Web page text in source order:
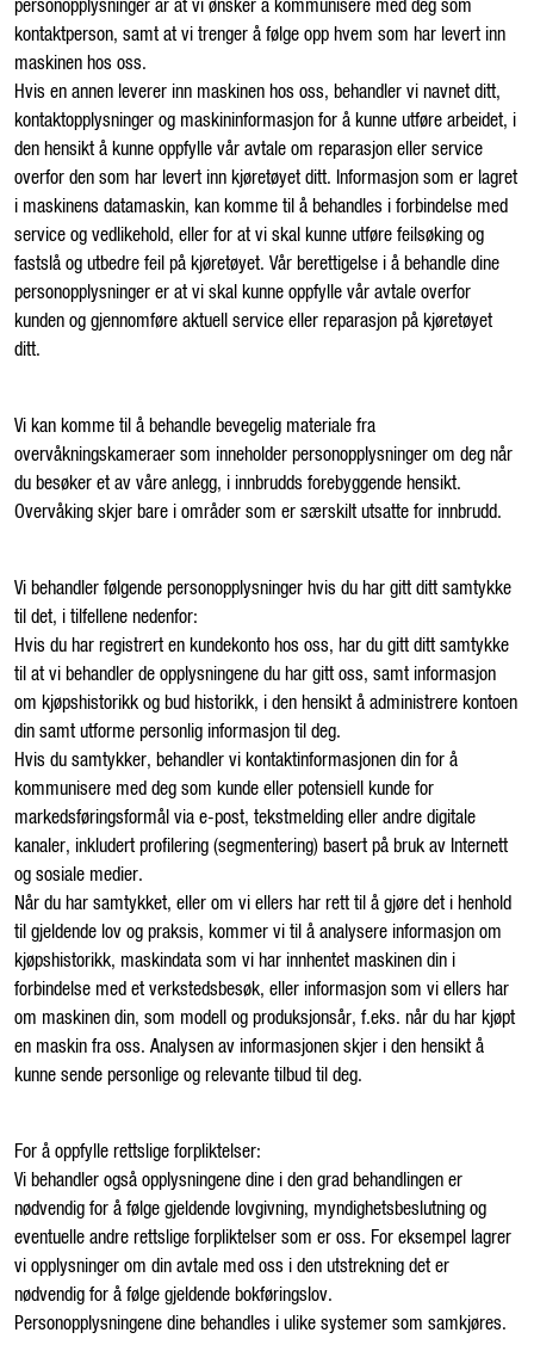
personopplysninger ar at vi ønsker å kommunisere med deg som
kontaktperson, samt at vi trenger å følge opp hvem som har levert inn
maskinen hos oss.
Hvis en annen leverer inn maskinen hos oss, behandler vi navnet ditt,
kontaktopplysninger og maskininformasjon for å kunne utføre arbeidet, i
den hensikt å kunne oppfylle vår avtale om reparasjon eller service
overfor den som har levert inn kjøretøyet ditt. Informasjon som er lagret
i maskinens datamaskin, kan komme til å behandles i forbindelse med
service og vedlikehold, eller for at vi skal kunne utføre feilsøking og
fastslå og utbedre feil på kjøretøyet. Vår berettigelse i å behandle dine
personopplysninger er at vi skal kunne oppfylle vår avtale overfor
kunden og gjennomføre aktuell service eller reparasjon på kjøretøyet
ditt.
Vi kan komme til å behandle bevegelig materiale fra
overvåkningskameraer som inneholder personopplysninger om deg når
du besøker et av våre anlegg, i innbrudds forebyggende hensikt.
Overvåking skjer bare i områder som er særskilt utsatte for innbrudd.
Vi behandler følgende personopplysninger hvis du har gitt ditt samtykke
til det, i tilfellene nedenfor:
Hvis du har registrert en kundekonto hos oss, har du gitt ditt samtykke
til at vi behandler de opplysningene du har gitt oss, samt informasjon
om kjøpshistorikk og bud historikk, i den hensikt å administrere kontoen
din samt utforme personlig informasjon til deg.
Hvis du samtykker, behandler vi kontaktinformasjonen din for å
kommunisere med deg som kunde eller potensiell kunde for
markedsføringsformål via e-post, tekstmelding eller andre digitale
kanaler, inkludert profilering (segmentering) basert på bruk av Internett
og sosiale medier.
Når du har samtykket, eller om vi ellers har rett til å gjøre det i henhold
til gjeldende lov og praksis, kommer vi til å analysere informasjon om
kjøpshistorikk, maskindata som vi har innhentet maskinen din i
forbindelse med et verkstedsbesøk, eller informasjon som vi ellers har
om maskinen din, som modell og produksjonsår, f.eks. når du har kjøpt
en maskin fra oss. Analysen av informasjonen skjer i den hensikt å
kunne sende personlige og relevante tilbud til deg.
For å oppfylle rettslige forpliktelser:
Vi behandler også opplysningene dine i den grad behandlingen er
nødvendig for å følge gjeldende lovgivning, myndighetsbeslutning og
eventuelle andre rettslige forpliktelser som er oss. For eksempel lagrer
vi opplysninger om din avtale med oss i den utstrekning det er
nødvendig for å følge gjeldende bokføringslov.
Personopplysningene dine behandles i ulike systemer som samkjøres.